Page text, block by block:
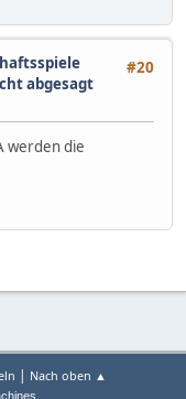
#20
abgesagt
werden die
| Nach oben ▲